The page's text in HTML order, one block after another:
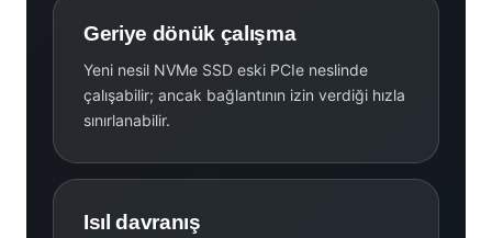
Geriye dönük çalışma
Yeni nesil NVMe SSD eski PCIe neslinde
çalışabilir; ancak bağlantının izin verdiği hızla
sınırlanabilir.
Isıl davranış